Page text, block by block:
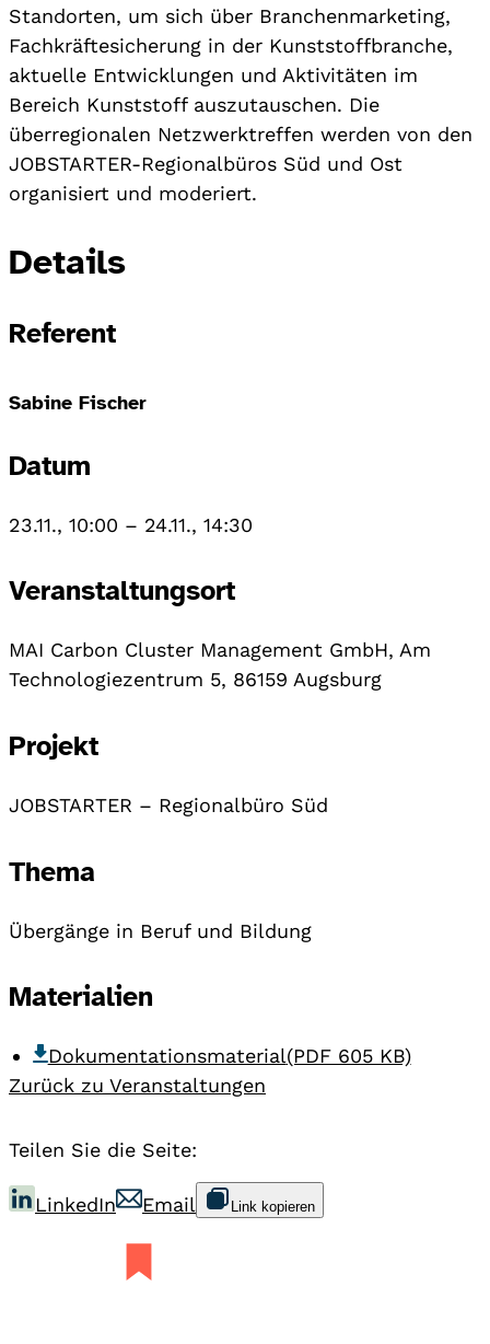
Standorten, um sich über Branchenmarketing,
Fachkräftesicherung in der Kunststoffbranche,
aktuelle Entwicklungen und Aktivitäten im
Bereich Kunststoff auszutauschen. Die
überregionalen Netzwerktreffen werden von den
JOBSTARTER-Regionalbüros Süd und Ost
organisiert und moderiert.
Details
Referent
Sabine Fischer
Datum
23.11., 10:00 – 24.11., 14:30
Veranstaltungsort
MAI Carbon Cluster Management GmbH, Am
Technologiezentrum 5, 86159 Augsburg
Projekt
JOBSTARTER – Regionalbüro Süd
Thema
Übergänge in Beruf und Bildung
Materialien
Dokumentationsmaterial(PDF 605 KB)
Zurück zu Veranstaltungen
Teilen Sie die Seite:
LinkedIn Email Link kopieren